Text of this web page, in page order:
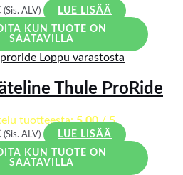
(Sis. ALV)
LUE LISÄÄ
KUN TUOTE ON
SAATAVILLA
Loppu varastosta
Thule ProRide
tuotteesta:5.00/ 5
(Sis. ALV)
LUE LISÄÄ
KUN TUOTE ON
SAATAVILLA